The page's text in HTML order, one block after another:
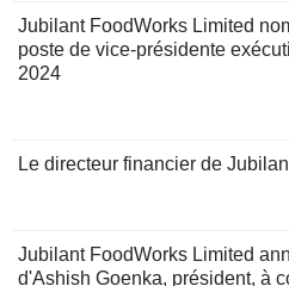
Jubilant FoodWorks Limited
poste de vice-présidente
2024
Le directeur financier de
Jubilant FoodWorks Limited
d'Ashish Goenka, président, à